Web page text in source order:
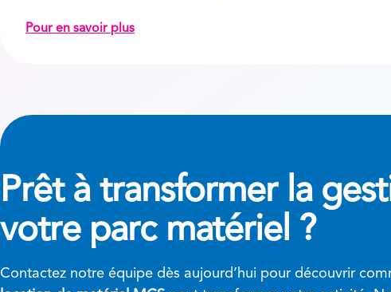
Pour en savoir plus
Prêt à transformer la
votre parc matériel ?
Contactez notre équipe dès aujourd’hui pour découvrir